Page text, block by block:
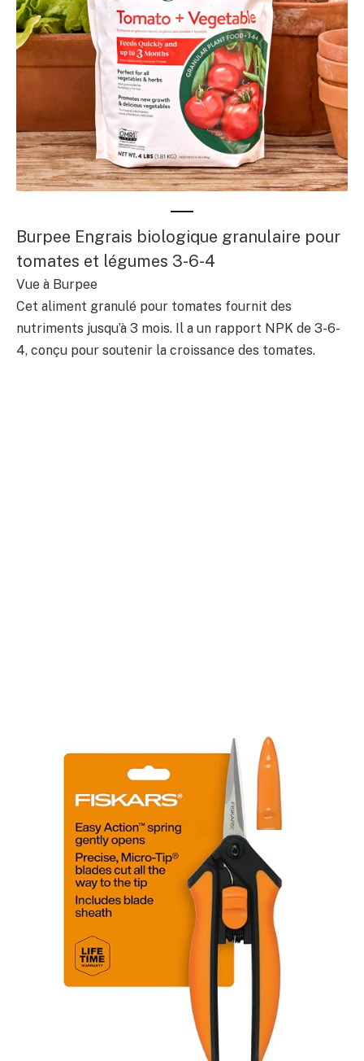
Burpee Engrais biologique granulaire pour
tomates et légumes 3-6-4
Vue à Burpee
Cet aliment granulé pour tomates fournit des
nutriments jusqu’à 3 mois. Il a un rapport NPK de 3-6-
4, conçu pour soutenir la croissance des tomates.